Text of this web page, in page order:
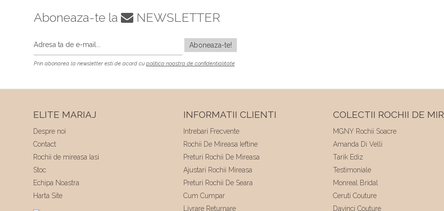
Aboneaza-te la NEWSLETTER
Prin abonarea la newsletter esti de acord cu politica noastra de confidentialitate
ELITE MARIAJ
Despre noi
Contact
Rochii de mireasa Iasi
Stoc
Echipa Noastra
Harta Site
INFORMATII CLIENTI
Intrebari Frecvente
Rochii De Mireasa Ieftine
Preturi Rochii De Mireasa
Ajustari Rochii Mireasa
Preturi Rochii De Seara
Cum Cumpar
Livrare Returnare
COLECTII ROCHII DE
MGNY Rochii Soacre
Amanda Di Velli
Tarik Ediz
Testimoniale
Monreal Bridal
Ceruti Couture
Davinci Couture